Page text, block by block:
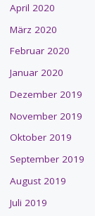
April 2020
März 2020
Februar 2020
Januar 2020
Dezember 2019
November 2019
Oktober 2019
September 2019
August 2019
Juli 2019